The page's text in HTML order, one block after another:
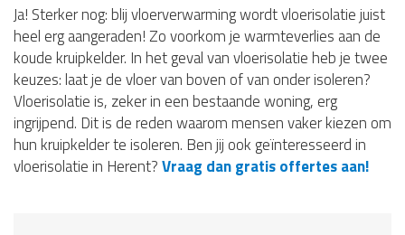
Ja! Sterker nog: blij vloerverwarming wordt vloerisolatie juist
heel erg aangeraden! Zo voorkom je warmteverlies aan de
koude kruipkelder. In het geval van vloerisolatie heb je twee
keuzes: laat je de vloer van boven of van onder isoleren?
Vloerisolatie is, zeker in een bestaande woning, erg
ingrijpend. Dit is de reden waarom mensen vaker kiezen om
hun kruipkelder te isoleren. Ben jij ook geïnteresseerd in
vloerisolatie in Herent?Vraag dan gratis offertes aan!